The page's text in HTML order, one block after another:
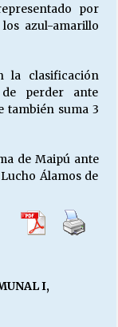
riqueza
por
azul-amarillo
la clasificación
perder ante
también suma 3
de Maipú ante
Álamos de
I,